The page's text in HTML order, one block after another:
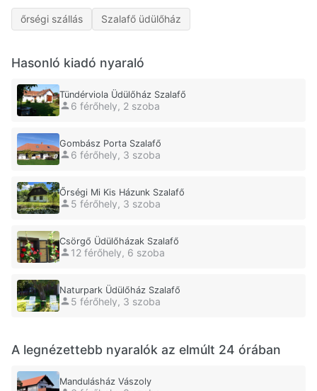
őrségi szállás Szalafő üdülőház
Hasonló kiadó nyaraló
Tündérviola Üdülőház Szalafő
6 férőhely, 2 szoba
Gombász Porta Szalafő
6 férőhely, 3 szoba
Őrségi Mi Kis Házunk Szalafő
5 férőhely, 3 szoba
Csörgő Üdülőházak Szalafő
12 férőhely, 6 szoba
Naturpark Üdülőház Szalafő
5 férőhely, 3 szoba
A legnézettebb nyaralók az elmúlt 24 órában
Mandulásház Vászoly